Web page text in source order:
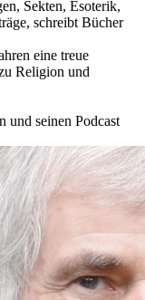
Sekten, Esoterik,
schreibt Bücher
eine treue
Religion und
und seinen Podcast